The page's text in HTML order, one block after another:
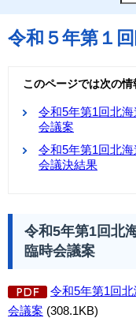
令和５年第１
このページでは次の情
令和5年第1回北
会議案
令和5年第1回北
会議決結果
令和5年第1回北
臨時会議案
令和5年第1回
会議案 (308.1KB)